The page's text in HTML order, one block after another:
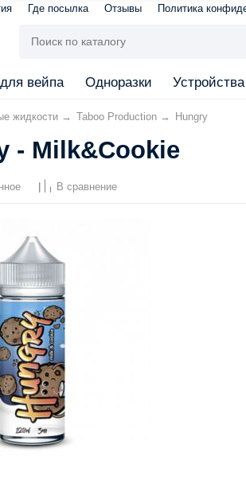
Где посылка Отзывы Политика
вейпа Одноразки Устройства
жидкости → Taboo Production → Hungry
- Milk&Cookie
В сравнение